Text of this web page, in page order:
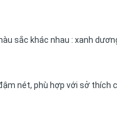
sắc khác nhau : xanh
nét, phù hợp với sở thích